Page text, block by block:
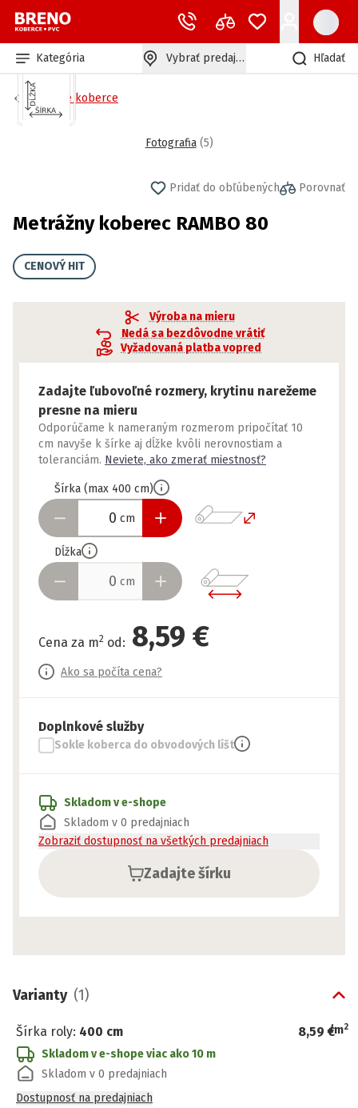
Kategória Vybrať predajňu Hľadať
Záťažové koberce
Fotografia (5)
Pridať do obľúbených Porovnať
Metrážny koberec RAMBO 80
CENOVÝ HIT
Výroba na mieru
Nedá sa bezdôvodne vrátiť
Vyžadovaná platba vopred
Zadajte ľubovoľné rozmery, krytinu narežeme
presne na mieru
Odporúčame k nameraným rozmerom pripočítať 10
cm navyše k šírke aj dĺžke kvôli nerovnostiam a
toleranciám. Neviete, ako zmerať miestnosť?
Šírka (max 400 cm)
cm
Dĺžka
cm
Cena za m2 od: 8,59 €
Ako sa počíta cena?
Doplnkové služby
Sokle koberca do obvodových líšt
Zadajte šírku
Skladom v e-shope
Skladom v 0 predajniach
Zobraziť dostupnosť na všetkých predajniach
Varianty (1)
Šírka roly: 400 cm 8,59 €
/m2
Skladom v e-shopeviac ako 10 m
Skladom v 0 predajniach
Dostupnosť na predajniach